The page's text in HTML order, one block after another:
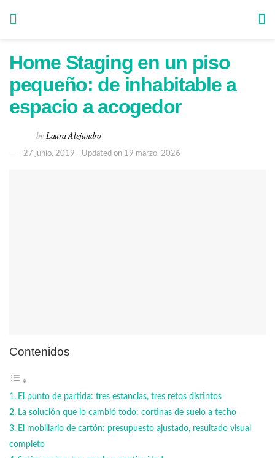
Home Staging en un piso
pequeño: de inhabitable a
espacio a acogedor
by Laura Alejandro
27 junio, 2019 - Updated on 19 marzo, 2026
Contenidos
El punto de partida: tres estancias, tres retos distintos
La solución que lo cambió todo: cortinas de suelo a techo
El mobiliario de cartón: presupuesto ajustado, resultado visual
completo